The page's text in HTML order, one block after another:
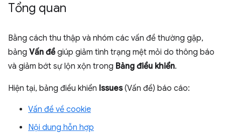
Tổng quan
Bằng cách thu thập và nhóm các vấn đề thường gặp,
bảng Vấn đềgiúp giảm tình trạng mệt mỏi do thông báo
và giảm bớt sự lộn xộn trong Bảng điều khiển.
Hiện tại, bảng điều khiển Issues(Vấn đề) báo cáo:
Vấn đề về cookie
Nội dung hỗn hợp